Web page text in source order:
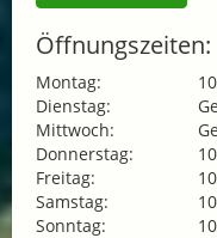
Öffnungszeiten:
Montag:
Dienstag:
Mittwoch:
Donnerstag:
Freitag:
Samstag:
Sonntag: